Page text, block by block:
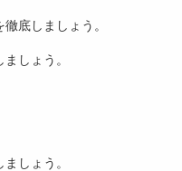
底しましょう。
しょう。
しょう。